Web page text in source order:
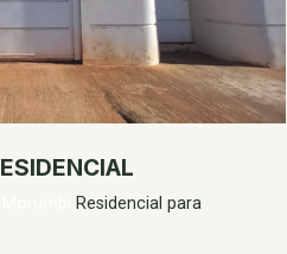
Residencial para